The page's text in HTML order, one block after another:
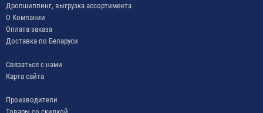
Дропшиппинг, выгрузка ассортимента
О Компании
Оплата заказа
Доставка по Беларуси
Связаться с нами
Карта сайта
Производители
Товары со скидкой